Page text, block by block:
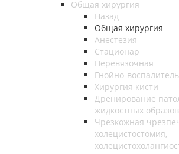
Общая хирургия
Назад
Общая хирургия
Анестезия
Стационар
Перевязочная
Гнойно-
Хирургия кисти
Дренирование
жидкостных
Чрезкожная
холецистостомия,